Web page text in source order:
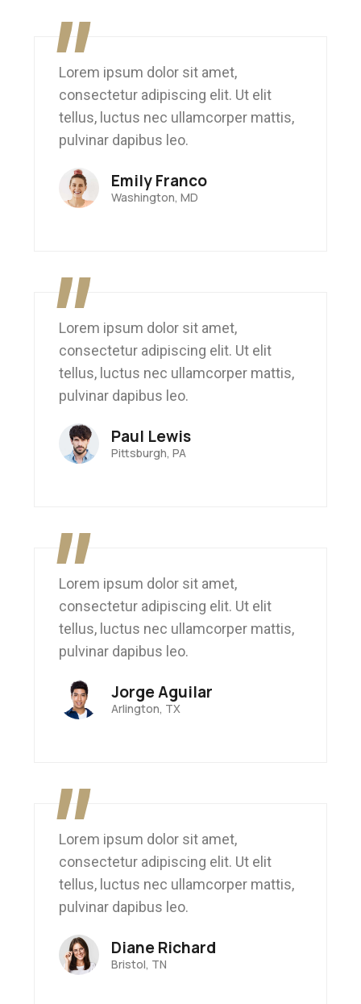
Lorem ipsum dolor sit amet,
consectetur adipiscing elit. Ut elit
tellus, luctus nec ullamcorper mattis,
pulvinar dapibus leo.
Emily Franco
Washington, MD
"
Lorem ipsum dolor sit amet,
consectetur adipiscing elit. Ut elit
tellus, luctus nec ullamcorper mattis,
pulvinar dapibus leo.
Paul Lewis
Pittsburgh, PA
"
Lorem ipsum dolor sit amet,
consectetur adipiscing elit. Ut elit
tellus, luctus nec ullamcorper mattis,
pulvinar dapibus leo.
Jorge Aguilar
Arlington, TX
"
Lorem ipsum dolor sit amet,
consectetur adipiscing elit. Ut elit
tellus, luctus nec ullamcorper mattis,
pulvinar dapibus leo.
Diane Richard
Bristol, TN
"